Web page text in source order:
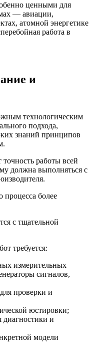
ценными для
— авиации,
атомной энергетике
работа в
и
технологическим
подхода,
знаний принципов
точность работы всей
должна выполняться с
процесса более
с тщательной
требуется:
измерительных
сигналов,
проверки и
юстировки;
диагностики и
модели